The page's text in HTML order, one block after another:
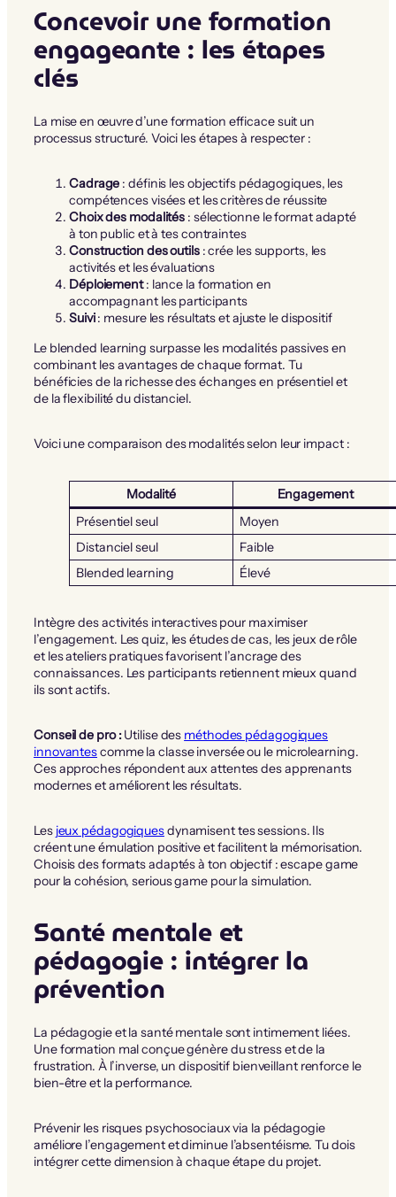
Concevoir une formation
engageante : les étapes
clés
La mise en œuvre d’une formation efficace suit un
processus structuré. Voici les étapes à respecter :
Cadrage : définis les objectifs pédagogiques, les
compétences visées et les critères de réussite
Choix des modalités : sélectionne le format adapté
à ton public et à tes contraintes
Construction des outils: crée les supports, les
activités et les évaluations
Déploiement: lance la formation en
accompagnant les participants
Suivi: mesure les résultats et ajuste le dispositif
Le blended learning surpasse les modalités passives en
combinant les avantages de chaque format. Tu
bénéficies de la richesse des échanges en présentiel et
de la flexibilité du distanciel.
Voici une comparaison des modalités selon leur impact :
Modalité
Engagement
Présentiel seul
Moyen
Distanciel seul
Faible
Blended learning
Élevé
Intègre des activités interactives pour maximiser
l’engagement. Les quiz, les études de cas, les jeux de rôle
et les ateliers pratiques favorisent l’ancrage des
connaissances. Les participants retiennent mieux quand
ils sont actifs.
Conseil de pro :Utilise des méthodes pédagogiques
innovantescomme la classe inversée ou le microlearning.
Ces approches répondent aux attentes des apprenants
modernes et améliorent les résultats.
Les jeux pédagogiquesdynamisent tes sessions. Ils
créent une émulation positive et facilitent la mémorisation.
Choisis des formats adaptés à ton objectif : escape game
pour la cohésion, serious game pour la simulation.
Santé mentale et
pédagogie : intégrer la
prévention
La pédagogie et la santé mentale sont intimement liées.
Une formation mal conçue génère du stress et de la
frustration. À l’inverse, un dispositif bienveillant renforce le
bien-être et la performance.
Prévenir les risques psychosociaux via la pédagogie
améliore l’engagement et diminue l’absentéisme. Tu dois
intégrer cette dimension à chaque étape du projet.